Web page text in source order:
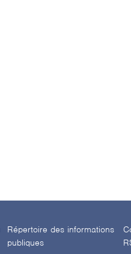
Répertoire des informations
publiques